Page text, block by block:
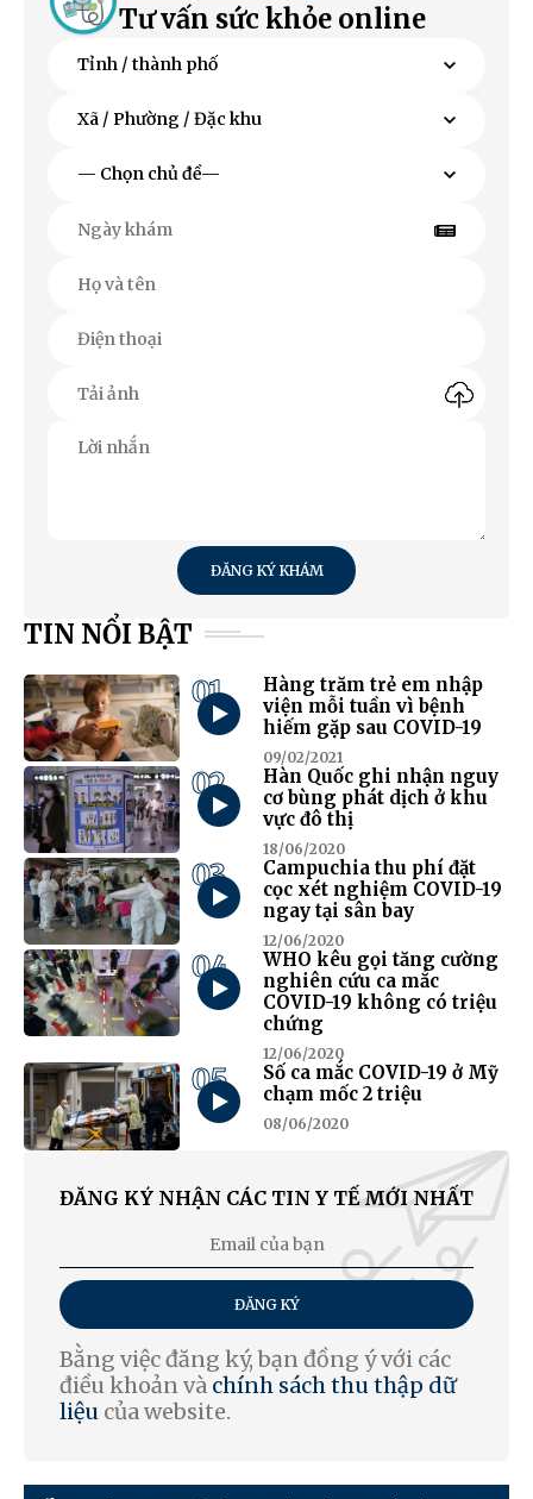
Tư vấn sức khỏe online
ĐĂNG KÝ KHÁM
TIN NỔI BẬT
01
Hàng trăm trẻ em nhập
viện mỗi tuần vì bệnh
hiếm gặp sau COVID-19
09/02/2021
02
Hàn Quốc ghi nhận nguy
cơ bùng phát dịch ở khu
vực đô thị
18/06/2020
03
Campuchia thu phí đặt
cọc xét nghiệm COVID-19
ngay tại sân bay
12/06/2020
04
WHO kêu gọi tăng cường
nghiên cứu ca mắc
COVID-19 không có triệu
chứng
12/06/2020
05
Số ca mắc COVID-19 ở Mỹ
chạm mốc 2 triệu
08/06/2020
ĐĂNG KÝ NHẬN CÁC TIN Y TẾ MỚI NHẤT
ĐĂNG KÝ
Bằng việc đăng ký, bạn đồng ý với các
điều khoản và chính sách thu thập dữ
liệu của website.